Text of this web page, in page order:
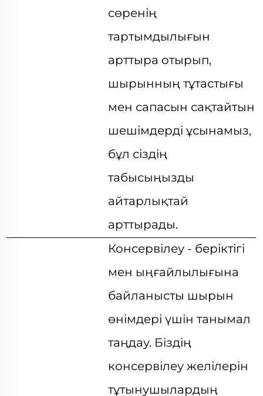
сөренің
тартымдылығын
арттыра отырып,
шырынның тұтастығы
мен сапасын сақтайтын
шешімдерді ұсынамыз,
бұл сіздің
табысыңызды
айтарлықтай
арттырады.
Консервілеу - беріктігі
мен ыңғайлылығына
байланысты шырын
өнімдері үшін танымал
таңдау. Біздің
консервілеу желілерін
тұтынушылардың